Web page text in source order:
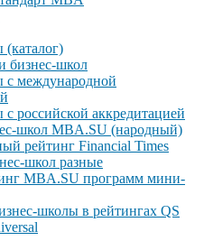
бизнес-школ
с международной
российской аккредитацией
школ MBA.SU (народный)
рейтинг Financial Times
школ разные
MBA.SU программ мини-
школы в рейтингах QS